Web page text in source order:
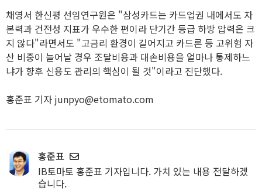
채영서 한신평 선임연구원은 "삼성카드는 카드업권 내에서도 자
본력과 건전성 지표가 우수한 편이라 단기간 등급 하방 압력은 크
지 않다"라면서도 "고금리 환경이 길어지고 카드론 등 고위험 자
산 비중이 늘어날 경우 조달비용과 대손비용을 얼마나 통제하느
냐가 향후 신용도 관리의 핵심이 될 것"이라고 진단했다.
홍준표 기자 junpyo@etomato.com
홍준표
IB토마토 홍준표 기자입니다. 가치 있는 내용 전달하겠
습니다.